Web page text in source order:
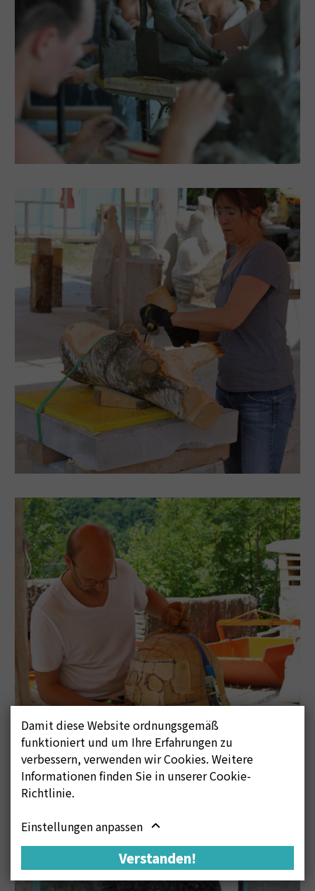
Damit diese Website ordnungsgemäß
funktioniert und um Ihre Erfahrungen zu
verbessern, verwenden wir Cookies. Weitere
Informationen finden Sie in unserer Cookie-
Richtlinie.
Einstellungen anpassen
Verstanden!